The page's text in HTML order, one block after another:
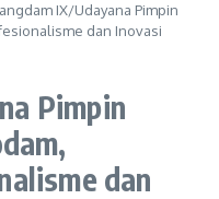
IX/Udayana Pimpin
dan Inovasi
Pimpin
dan